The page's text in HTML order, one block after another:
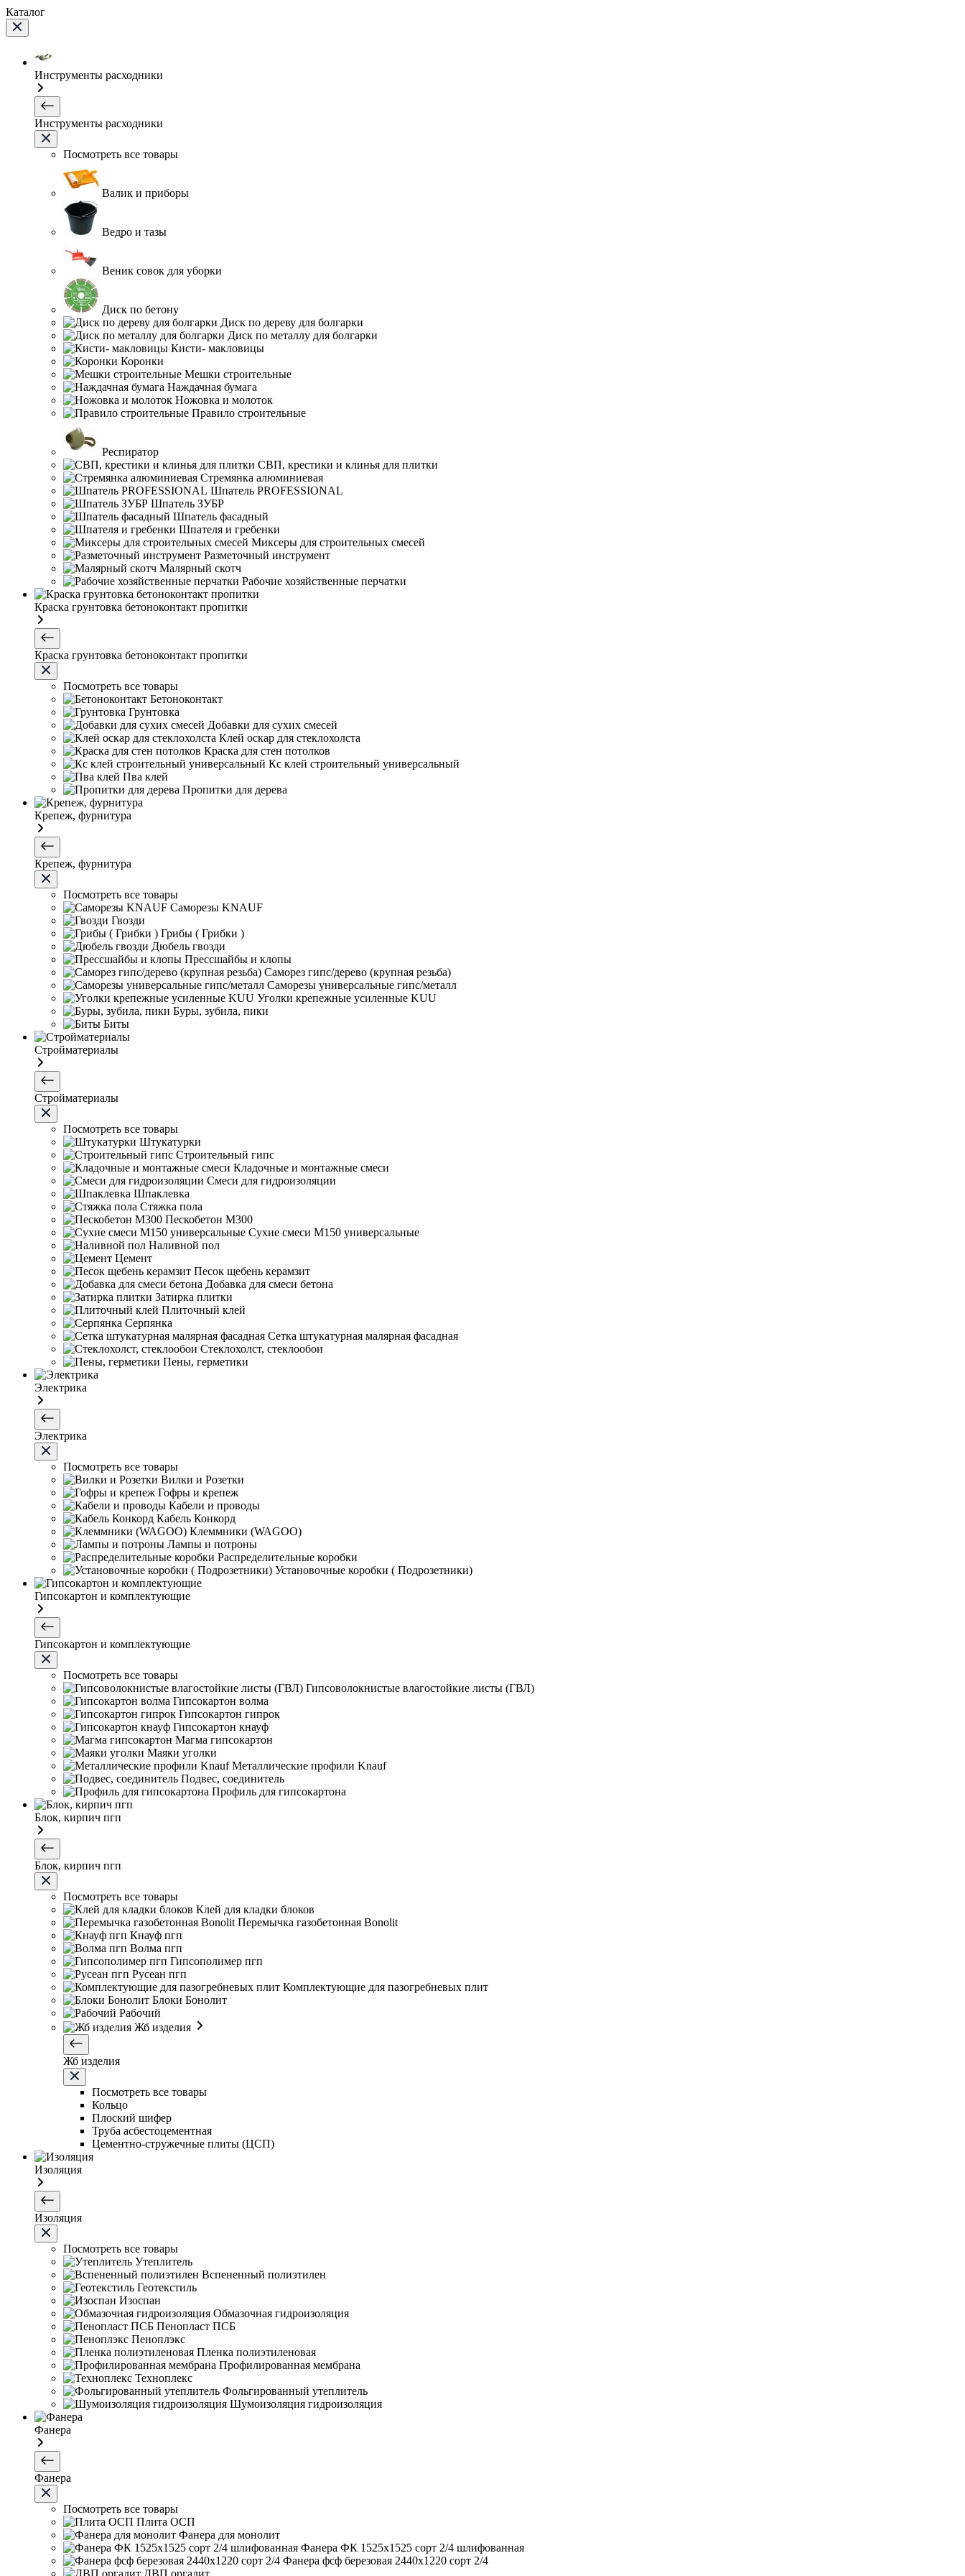
Каталог
Инструменты расходники
Инструменты расходники
Посмотреть все товары
Валик и приборы
Ведро и тазы
Веник совок для уборки
Диск по бетону
Диск по дереву для болгарки
Диск по металлу для болгарки
Кисти- макловицы
Коронки
Мешки строительные
Наждачная бумага
Ножовка и молоток
Правило строительные
Респиратор
СВП, крестики и клинья для плитки
Стремянка алюминиевая
Шпатель PROFESSIONAL
Шпатель ЗУБР
Шпатель фасадный
Шпателя и гребенки
Миксеры для строительных смесей
Разметочный инструмент
Малярный скотч
Рабочие хозяйственные перчатки
Краска грунтовка бетоноконтакт пропитки
Краска грунтовка бетоноконтакт пропитки
Посмотреть все товары
Бетоноконтакт
Грунтовка
Добавки для сухих смесей
Клей оскар для стеклохолста
Краска для стен потолков
Кс клей строительный универсальный
Пва клей
Пропитки для дерева
Крепеж, фурнитура
Крепеж, фурнитура
Посмотреть все товары
Саморезы KNAUF
Гвозди
Грибы ( Грибки )
Дюбель гвозди
Прессшайбы и клопы
Саморез гипс/дерево (крупная резьба)
Саморезы универсальные гипс/металл
Уголки крепежные усиленные KUU
Буры, зубила, пики
Биты
Стройматериалы
Стройматериалы
Посмотреть все товары
Штукатурки
Строительный гипс
Кладочные и монтажные смеси
Смеси для гидроизоляции
Шпаклевка
Стяжка пола
Пескобетон М300
Сухие смеси М150 универсальные
Наливной пол
Цемент
Песок щебень керамзит
Добавка для смеси бетона
Затирка плитки
Плиточный клей
Серпянка
Сетка штукатурная малярная фасадная
Стеклохолст, стеклообои
Пены, герметики
Электрика
Электрика
Посмотреть все товары
Вилки и Розетки
Гофры и крепеж
Кабели и проводы
Кабель Конкорд
Клеммники (WAGOО)
Лампы и потроны
Распределительные коробки
Установочные коробки ( Подрозетники)
Гипсокартон и комплектующие
Гипсокартон и комплектующие
Посмотреть все товары
Гипсоволокнистые влагостойкие листы (ГВЛ)
Гипсокартон волма
Гипсокартон гипрок
Гипсокартон кнауф
Магма гипсокартон
Маяки уголки
Металлические профили Knauf
Подвес, соединитель
Профиль для гипсокартона
Блок, кирпич пгп
Блок, кирпич пгп
Посмотреть все товары
Клей для кладки блоков
Перемычка газобетонная Bonolit
Кнауф пгп
Волма пгп
Гипсополимер пгп
Русеан пгп
Комплектующие для пазогребневых плит
Блоки Бонолит
Рабочий
Жб изделия
Жб изделия
Посмотреть все товары
Кольцо
Плоский шифер
Труба асбестоцементная
Цементно-стружечные плиты (ЦСП)
Изоляция
Изоляция
Посмотреть все товары
Утеплитель
Вспененный полиэтилен
Геотекстиль
Изоспан
Обмазочная гидроизоляция
Пенопласт ПСБ
Пеноплэкс
Пленка полиэтиленовая
Профилированная мембрана
Техноплекс
Фольгированный утеплитель
Шумоизоляция гидроизоляция
Фанера
Фанера
Посмотреть все товары
Плита ОСП
Фанера для монолит
Фанера ФК 1525х1525 сорт 2/4 шлифованная
Фанера фсф березовая 2440х1220 сорт 2/4
ДВП оргалит